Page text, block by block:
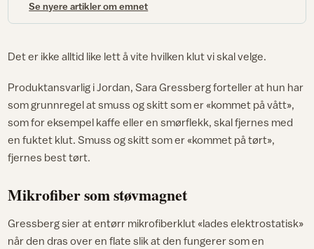
Se nyere artikler om emnet
Det er ikke alltid like lett å vite hvilken klut vi skal velge.
Produktansvarlig i Jordan, Sara Gressberg forteller at hun har
som grunnregel at smuss og skitt som er «kommet på vått»,
som for eksempel kaffe eller en smørflekk, skal fjernes med
en fuktet klut. Smuss og skitt som er «kommet på tørt»,
fjernes best tørt.
Mikrofiber som støvmagnet
Gressberg sier at entørr mikrofiberklut «lades elektrostatisk»
når den dras over en flate slik at den fungerer som en